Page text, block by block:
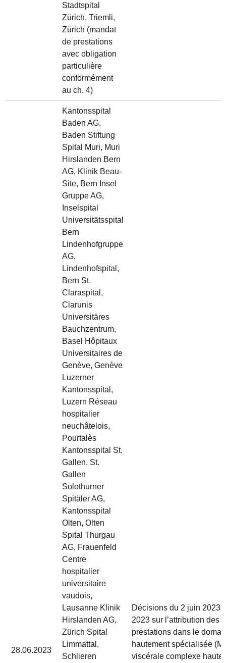
Stadtspital
Zürich, Triemli,
Zürich (mandat
de prestations
avec obligation
particulière
conformément
au ch. 4)
28.06.2023
Kantonsspital
Baden AG,
Baden Stiftung
Spital Muri, Muri
Hirslanden Bern
AG, Klinik Beau-
Site, Bern Insel
Gruppe AG,
Inselspital
Universitätsspital
Bern
Lindenhofgruppe
AG,
Lindenhofspital,
Bern St.
Claraspital,
Clarunis
Universitäres
Bauchzentrum,
Basel Hôpitaux
Universitaires de
Genève, Genève
Luzerner
Kantonsspital,
Luzern Réseau
hospitalier
neuchâtelois,
Pourtalès
Kantonsspital St.
Gallen, St.
Gallen
Solothurner
Spitäler AG,
Kantonsspital
Olten, Olten
Spital Thurgau
AG, Frauenfeld
Centre
hospitalier
universitaire
vaudois,
Lausanne Klinik
Hirslanden AG,
Zürich Spital
Limmattal,
Schlieren
Décisions du 2 juin 2023
2023 sur l’attribution des
prestations dans le
hautement spécialisée
viscérale complexe